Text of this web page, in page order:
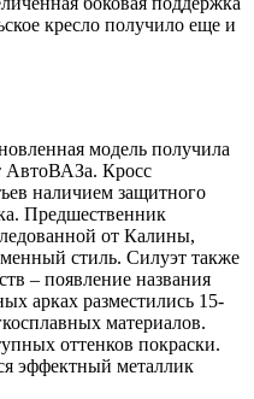
кресло получило еще и
модель получила
АвтоВАЗа. Кросс
наличием защитного
Предшественник
от Калины,
стиль. Силуэт также
– появление названия
арках разместились 15-
материалов.
оттенков покраски.
эффектный металлик